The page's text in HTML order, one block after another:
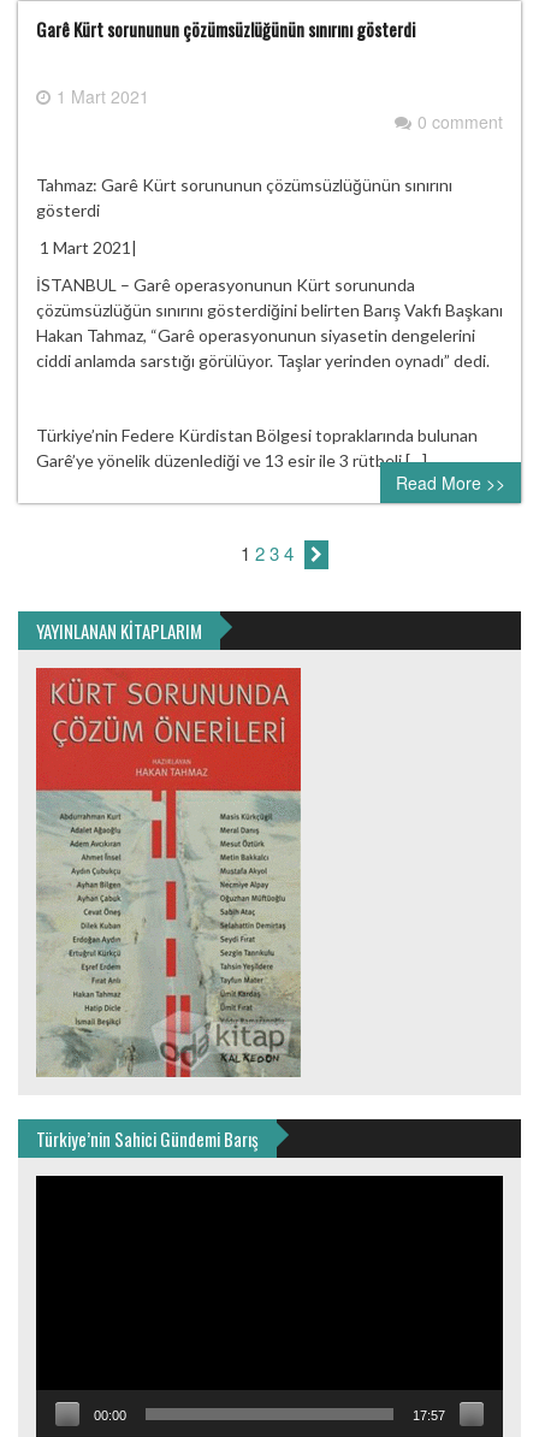
Garê Kürt sorununun çözümsüzlüğünün sınırını gösterdi
1 Mart 2021
0 comment
Tahmaz: Garê Kürt sorununun çözümsüzlüğünün sınırını
gösterdi
1 Mart 2021|
İSTANBUL – Garê operasyonunun Kürt sorununda
çözümsüzlüğün sınırını gösterdiğini belirten Barış Vakfı Başkanı
Hakan Tahmaz, “Garê operasyonunun siyasetin dengelerini
ciddi anlamda sarstığı görülüyor. Taşlar yerinden oynadı” dedi.
Türkiye’nin Federe Kürdistan Bölgesi topraklarında bulunan
Garê’ye yönelik düzenlediği ve 13 esir ile 3 rütbeli […]
Read More >>
1 234
YAYINLANAN KİTAPLARIM
Türkiye’nin Sahici Gündemi Barış
00:00 17:57